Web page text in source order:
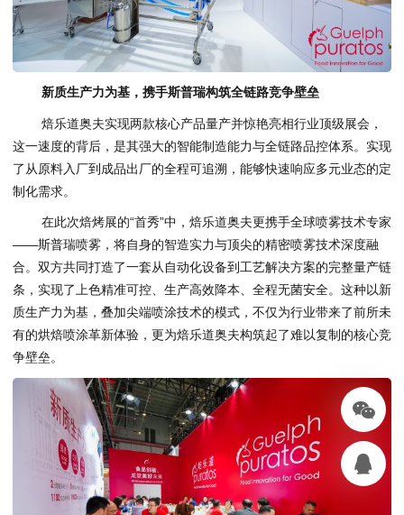
新质生产力为基，携手斯普瑞构筑全链路竞争壁垒
焙乐道奥夫实现两款核心产品量产并惊艳亮相行业顶级展会，
这一速度的背后，是其强大的智能制造能力与全链路品控体系。实现
了从原料入厂到成品出厂的全程可追溯，能够快速响应多元业态的定
制化需求。
在此次焙烤展的“首秀”中，焙乐道奥夫更携手全球喷雾技术专家
——斯普瑞喷雾，将自身的智造实力与顶尖的精密喷雾技术深度融
合。双方共同打造了一套从自动化设备到工艺解决方案的完整量产链
条，实现了上色精准可控、生产高效降本、全程无菌安全。这种以新
质生产力为基，叠加尖端喷涂技术的模式，不仅为行业带来了前所未
有的烘焙喷涂革新体验，更为焙乐道奥夫构筑起了难以复制的核心竞
争壁垒。